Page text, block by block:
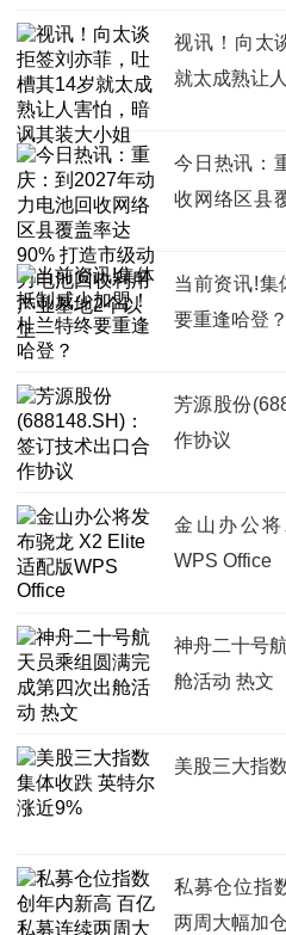
视讯！向太
就太成熟让
今日热讯：
收网络区县
当前资讯!集
要重逢哈登？
芳源股份
作协议
金山办公
WPS Office
神舟二十号
舱活动 热文
美股三大指
私募仓位指
两周大幅加